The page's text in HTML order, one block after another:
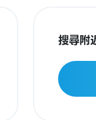
搜尋附